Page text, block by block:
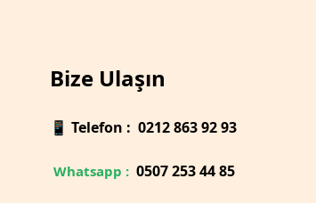
Bize Ulaşın
📱 Telefon : 0212 863 92 93
Whatsapp : 0507 253 44 85